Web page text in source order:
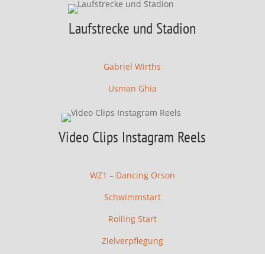
Laufstrecke und Stadion
Gabriel Wirths
Usman Ghia
Video Clips Instagram Reels
WZ1 – Dancing Orson
Schwimmstart
Rolling Start
Zielverpflegung